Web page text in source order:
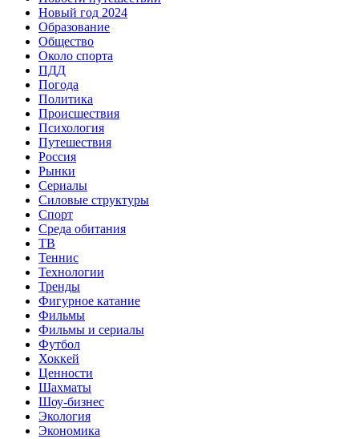
Новый год 2024
Образование
Общество
Около спорта
ПДД
Погода
Политика
Происшествия
Психология
Путешествия
Россия
Рынки
Сериалы
Силовые структуры
Спорт
Среда обитания
ТВ
Теннис
Технологии
Тренды
Фигурное катание
Фильмы
Фильмы и сериалы
Футбол
Хоккей
Ценности
Шахматы
Шоу-бизнес
Экология
Экономика